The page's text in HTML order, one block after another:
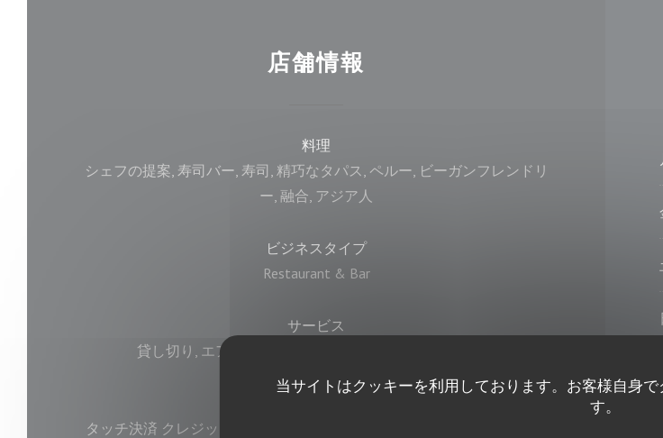
当サイトはクッキーを利用しております。お客様自身
す。
店舗情報
料理
シェフの提案, 寿司バー, 寿司, 精巧なタパス, ペルー, ビーガンフレンドリ
ー, 融合, アジア人
ビジネスタイプ
Restaurant & Bar
サービス
貸し切り, エアコン, バリアフリーアクセス, テラス, Wi-Fi
タッチ決済 クレジットカード, チケ・レストラン (食券) , 現金, ビザ, チェ